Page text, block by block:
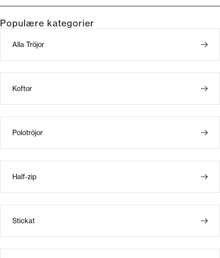
Populære kategorier
Alla Tröjor
Koftor
Polotröjor
Half-zip
Stickat